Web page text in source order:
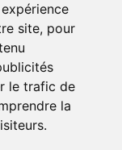
site, pour
le trafic de
la